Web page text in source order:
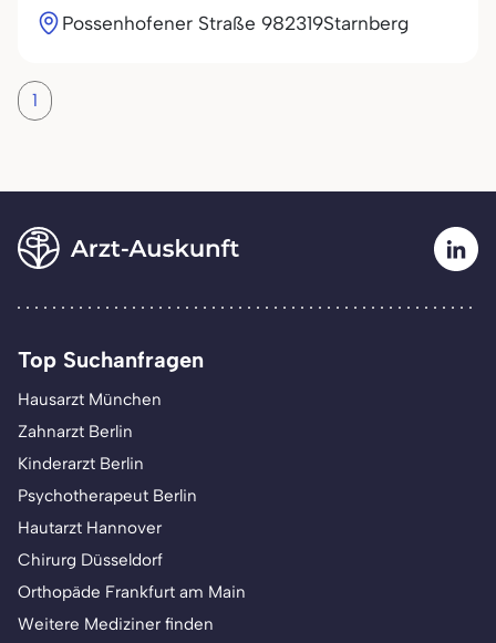
Possenhofener Straße 982319Starnberg
1
Top Suchanfragen
Hausarzt München
Zahnarzt Berlin
Kinderarzt Berlin
Psychotherapeut Berlin
Hautarzt Hannover
Chirurg Düsseldorf
Orthopäde Frankfurt am Main
Weitere Mediziner finden